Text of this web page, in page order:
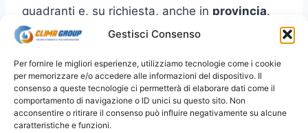
Gestisci Consenso
Per fornire le migliori esperienze, utilizziamo tecnologie come i cookie
per memorizzare e/o accedere alle informazioni del dispositivo. Il
consenso a queste tecnologie ci permetterà di elaborare dati come il
comportamento di navigazione o ID unici su questo sito. Non
acconsentire o ritirare il consenso può influire negativamente su alcune
caratteristiche e funzioni.
quadranti e, su richiesta, anche in provincia.
Per prenotare più velocemente, indica
zona/quartiere
Roma Centro: Centro Storico, Prati,
Trastevere, Aventino, San Giovanni e zone
limitrofe.